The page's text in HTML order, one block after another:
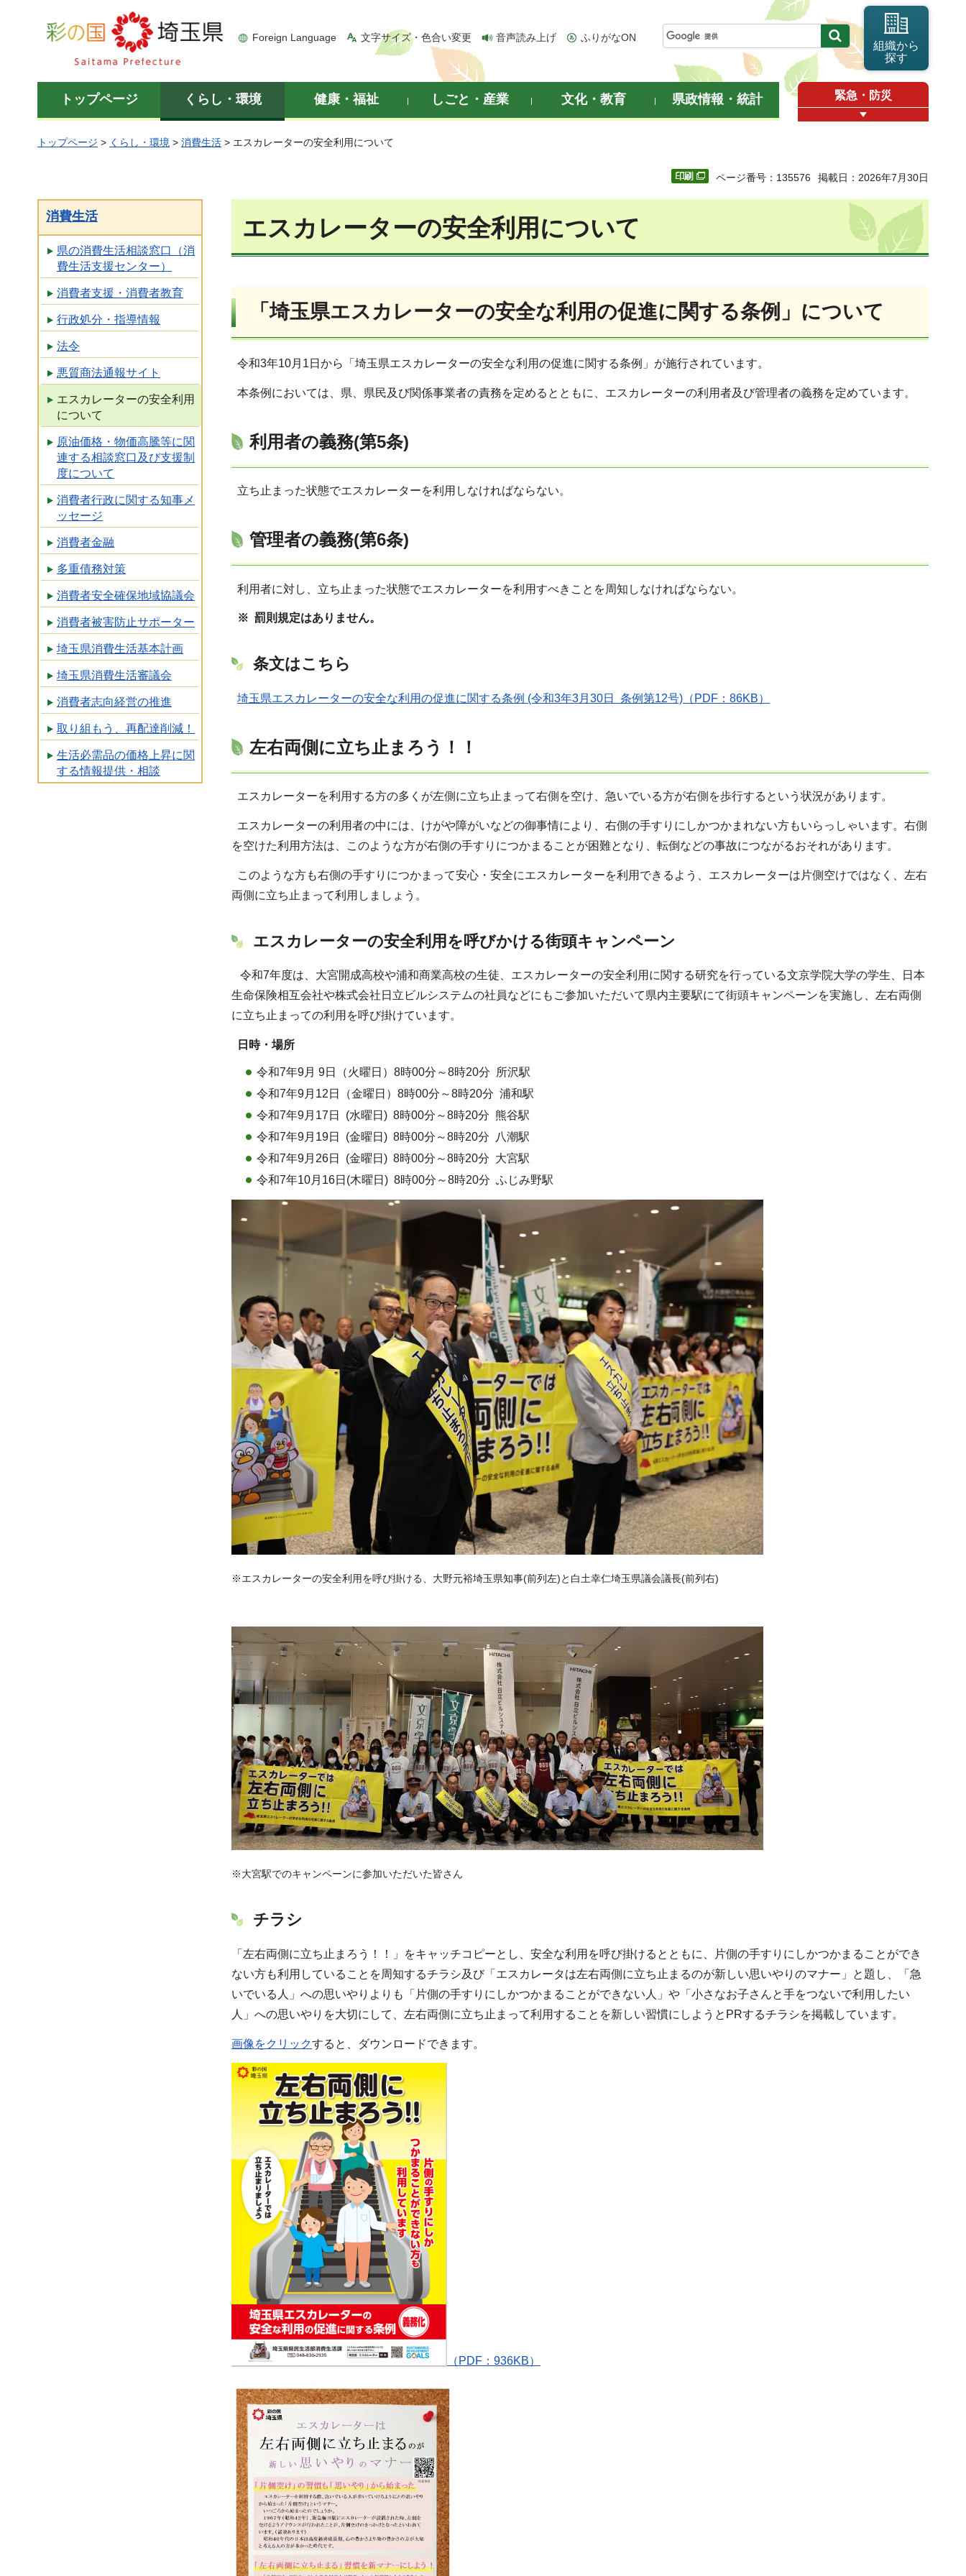
彩の国 埼玉県
Foreign Language 文字サイズ・色合い変更 音声読み上げ ふりがなON
組織から
探す
トップページ くらし・環境 健康・福祉 しごと・産業 文化・教育 県政情報・統計 緊急・防災
トップページ > くらし・環境 > 消費生活 > エスカレーターの安全利用について
ページ番号：135576 掲載日：2026年7月30日
消費生活
県の消費生活相談窓口（消
費生活支援センター）
消費者支援・消費者教育
行政処分・指導情報
法令
悪質商法通報サイト
エスカレーターの安全利用
について
原油価格・物価高騰等に関
連する相談窓口及び支援制
度について
消費者行政に関する知事メ
ッセージ
消費者金融
多重債務対策
消費者安全確保地域協議会
消費者被害防止サポーター
埼玉県消費生活基本計画
埼玉県消費生活審議会
消費者志向経営の推進
取り組もう、再配達削減！
生活必需品の価格上昇に関
する情報提供・相談
エスカレーターの安全利用について
「埼玉県エスカレーターの安全な利用の促進に関する条例」について
令和3年10月1日から「埼玉県エスカレーターの安全な利用の促進に関する条例」が施行されています。
本条例においては、県、県民及び関係事業者の責務を定めるとともに、エスカレーターの利用者及び管理者の義務を定めています。
利用者の義務(第5条)
立ち止まった状態でエスカレーターを利用しなければならない。
管理者の義務(第6条)
利用者に対し、立ち止まった状態でエスカレーターを利用すべきことを周知しなければならない。
※ 罰則規定はありません。
条文はこちら
埼玉県エスカレーターの安全な利用の促進に関する条例 (令和3年3月30日 条例第12号)（PDF：86KB）
左右両側に立ち止まろう！！
エスカレーターを利用する方の多くが左側に立ち止まって右側を空け、急いでいる方が右側を歩行するという状況があります。
エスカレーターの利用者の中には、けがや障がいなどの御事情により、右側の手すりにしかつかまれない方もいらっしゃいます。右側
を空けた利用方法は、このような方が右側の手すりにつかまることが困難となり、転倒などの事故につながるおそれがあります。
このような方も右側の手すりにつかまって安心・安全にエスカレーターを利用できるよう、エスカレーターは片側空けではなく、左右
両側に立ち止まって利用しましょう。
エスカレーターの安全利用を呼びかける街頭キャンペーン
令和7年度は、大宮開成高校や浦和商業高校の生徒、エスカレーターの安全利用に関する研究を行っている文京学院大学の学生、日本
生命保険相互会社や株式会社日立ビルシステムの社員などにもご参加いただいて県内主要駅にて街頭キャンペーンを実施し、左右両側
に立ち止まっての利用を呼び掛けています。
日時・場所
令和7年9月 9日（火曜日）8時00分～8時20分 所沢駅
令和7年9月12日（金曜日）8時00分～8時20分 浦和駅
令和7年9月17日 (水曜日) 8時00分～8時20分 熊谷駅
令和7年9月19日 (金曜日) 8時00分～8時20分 八潮駅
令和7年9月26日 (金曜日) 8時00分～8時20分 大宮駅
令和7年10月16日(木曜日) 8時00分～8時20分 ふじみ野駅
※エスカレーターの安全利用を呼び掛ける、大野元裕埼玉県知事(前列左)と白土幸仁埼玉県議会議長(前列右)
※大宮駅でのキャンペーンに参加いただいた皆さん
チラシ
「左右両側に立ち止まろう！！」をキャッチコピーとし、安全な利用を呼び掛けるとともに、片側の手すりにしかつかまることができ
ない方も利用していることを周知するチラシ及び「エスカレータは左右両側に立ち止まるのが新しい思いやりのマナー」と題し、「急
いでいる人」への思いやりよりも「片側の手すりにしかつかまることができない人」や「小さなお子さんと手をつないで利用したい
人」への思いやりを大切にして、左右両側に立ち止まって利用することを新しい習慣にしようとPRするチラシを掲載しています。
画像をクリックすると、ダウンロードできます。
（PDF：936KB）